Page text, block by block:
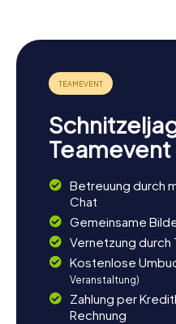
Teamevent
Betreuung durch
Chat
Gemeinsame
Vernetzung durch
Kostenlose
Veranstaltung)
Zahlung per
Rechnung